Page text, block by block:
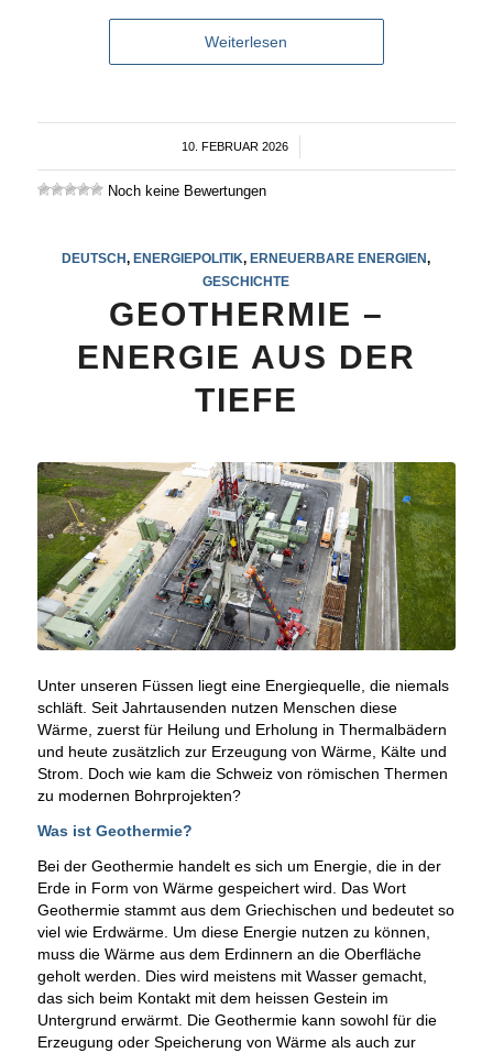
Weiterlesen
10. FEBRUAR 2026
/
Noch keine Bewertungen
DEUTSCH,ENERGIEPOLITIK,ERNEUERBARE ENERGIEN,
GESCHICHTE
GEOTHERMIE –
ENERGIE AUS DER
TIEFE
Unter unseren Füssen liegt eine Energiequelle, die niemals
schläft. Seit Jahrtausenden nutzen Menschen diese
Wärme, zuerst für Heilung und Erholung in Thermalbädern
und heute zusätzlich zur Erzeugung von Wärme, Kälte und
Strom. Doch wie kam die Schweiz von römischen Thermen
zu modernen Bohrprojekten?
Was ist Geothermie?
Bei der Geothermie handelt es sich um Energie, die in der
Erde in Form von Wärme gespeichert wird. Das Wort
Geothermie stammt aus dem Griechischen und bedeutet so
viel wie Erdwärme. Um diese Energie nutzen zu können,
muss die Wärme aus dem Erdinnern an die Oberfläche
geholt werden. Dies wird meistens mit Wasser gemacht,
das sich beim Kontakt mit dem heissen Gestein im
Untergrund erwärmt. Die Geothermie kann sowohl für die
Erzeugung oder Speicherung von Wärme als auch zur